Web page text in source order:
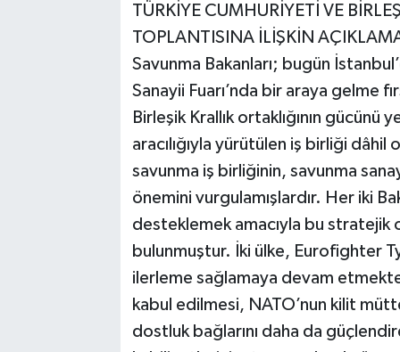
TÜRKİYE CUMHURİYETİ VE
TOPLANTISINA İLİŞKİN
Savunma Bakanları; bugün
Sanayii Fuarı’nda bir araya gelme
Birleşik Krallık ortaklığının
aracılığıyla yürütülen iş birliği
savunma iş birliğinin, savunma
önemini vurgulamışlardır. Her iki
desteklemek amacıyla bu stratejik
bulunmuştur. İki ülke, Eurofighter
ilerleme sağlamaya devam
kabul edilmesi, NATO’nun kilit
dostluk bağlarını daha da